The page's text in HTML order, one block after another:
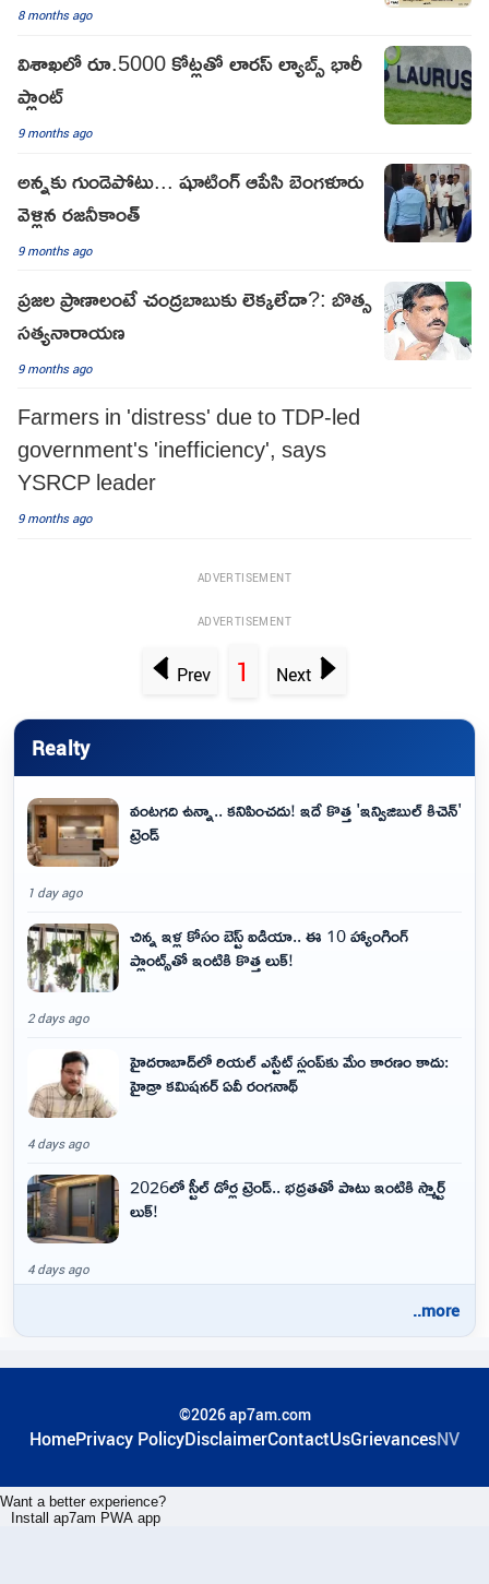
8 months ago
విశాఖలో రూ.5000 కోట్లతో లారస్ ల్యాబ్స్ భారీ
ప్లాంట్
9 months ago
అన్నకు గుండెపోటు... షూటింగ్ ఆపేసి బెంగళూరు
వెళ్లిన రజనీకాంత్
9 months ago
ప్రజల ప్రాణాలంటే చంద్రబాబుకు లెక్కలేదా?: బొత్స
సత్యనారాయణ
9 months ago
Farmers in 'distress' due to TDP-led
government's 'inefficiency', says
YSRCP leader
9 months ago
ADVERTISEMENT
ADVERTISEMENT
Prev 1 Next
Realty
వంటగది ఉన్నా.. కనిపించదు! ఇదే కొత్త 'ఇన్విజిబుల్ కిచెన్'
ట్రెండ్
1 day ago
చిన్న ఇళ్ల కోసం బెస్ట్ ఐడియా.. ఈ 10 హ్యాంగింగ్
ప్లాంట్స్‌తో ఇంటికి కొత్త లుక్!
2 days ago
హైదరాబాద్‌లో రియల్ ఎస్టేట్ స్లంప్‌కు మేం కారణం కాదు:
హైడ్రా కమిషనర్ ఏవీ రంగనాథ్
4 days ago
2026లో స్టీల్ డోర్ల ట్రెండ్.. భద్రతతో పాటు ఇంటికి స్మార్ట్
లుక్!
4 days ago
..more
©2026 ap7am.com
HomePrivacy PolicyDisclaimerContactUsGrievancesNV
Want a better experience?
Install ap7am PWA app